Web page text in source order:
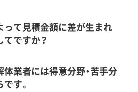
って見積金額に差が生まれ
てですか？
体業者には得意分野・苦手分
す。